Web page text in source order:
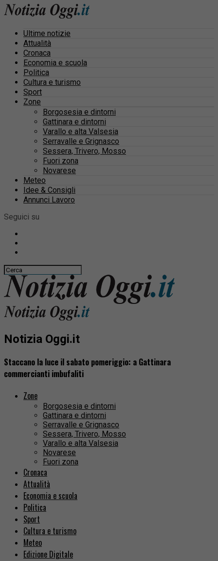
Ultime notizie
Attualità
Cronaca
Economia e scuola
Politica
Cultura e turismo
Sport
Zone
Borgosesia e dintorni
Gattinara e dintorni
Varallo e alta Valsesia
Serravalle e Grignasco
Sessera, Trivero, Mosso
Fuori zona
Novarese
Meteo
Idee & Consigli
Annunci Lavoro
Seguici su
Notizia Oggi.it
Staccano la luce il sabato pomeriggio: a Gattinara
commercianti imbufaliti
Zone
Borgosesia e dintorni
Gattinara e dintorni
Serravalle e Grignasco
Sessera, Trivero, Mosso
Varallo e alta Valsesia
Novarese
Fuori zona
Cronaca
Attualità
Economia e scuola
Politica
Sport
Cultura e turismo
Meteo
Edizione Digitale